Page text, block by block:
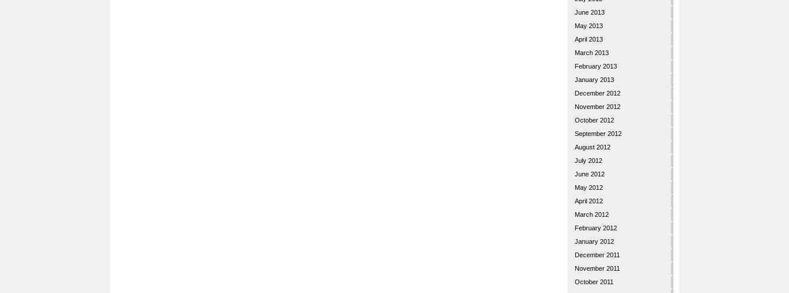
June 2013
May 2013
April 2013
March 2013
February 2013
January 2013
December 2012
November 2012
October 2012
September 2012
August 2012
July 2012
June 2012
May 2012
April 2012
March 2012
February 2012
January 2012
December 2011
November 2011
October 2011